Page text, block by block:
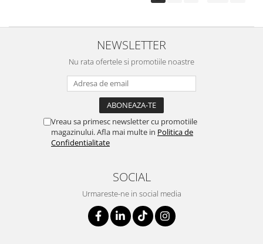
NEWSLETTER
Nu rata ofertele si promotiile noastre
Vreau sa primesc newsletter cu promotiile
magazinului. Afla mai multe in Politica de
Confidentialitate
SOCIAL
Urmareste-ne in social media